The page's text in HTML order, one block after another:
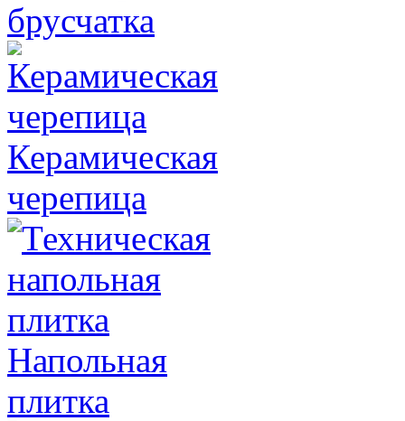
брусчатка
Керамическая
черепица
Напольная
плитка